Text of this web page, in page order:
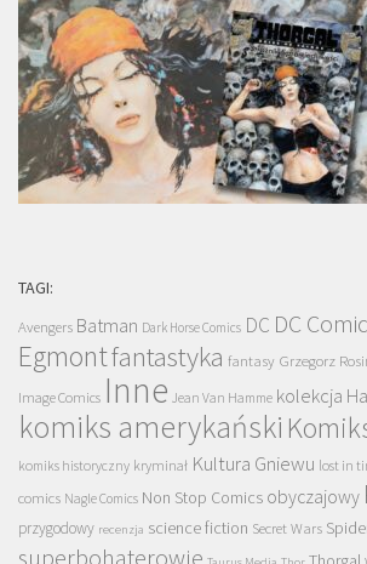
TAGI:
Avengers Batman Dark Horse Comics DC DC
Egmontfantastyka fantasy Grzegorz
Image Comics Inne Jean Van Hamme kolekcja
komiks amerykański
komiks historyczny kryminał Kultura Gniewu lost in
comics Nagle Comics Non Stop Comics obyczajowy
przygodowy recenzja science fiction Secret Wars
superbohaterowie